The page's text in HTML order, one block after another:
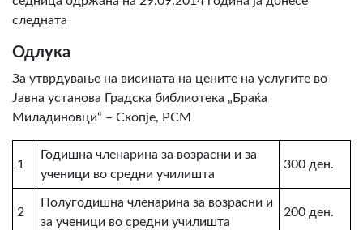
следната
Одлука
За утврдување на висината на цените на услугите во
Јавна установа Градска библиотека „Браќа
Миладиновци“ – Скопје, РСМ
1
Годишна членарина за возрасни и за
ученици во средни училишта
300 ден.
2
Полугодишна членарина за возрасни и
за ученици во средни училишта
200 ден.